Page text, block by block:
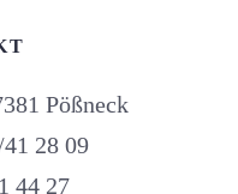
Pößneck
28 09
44 27